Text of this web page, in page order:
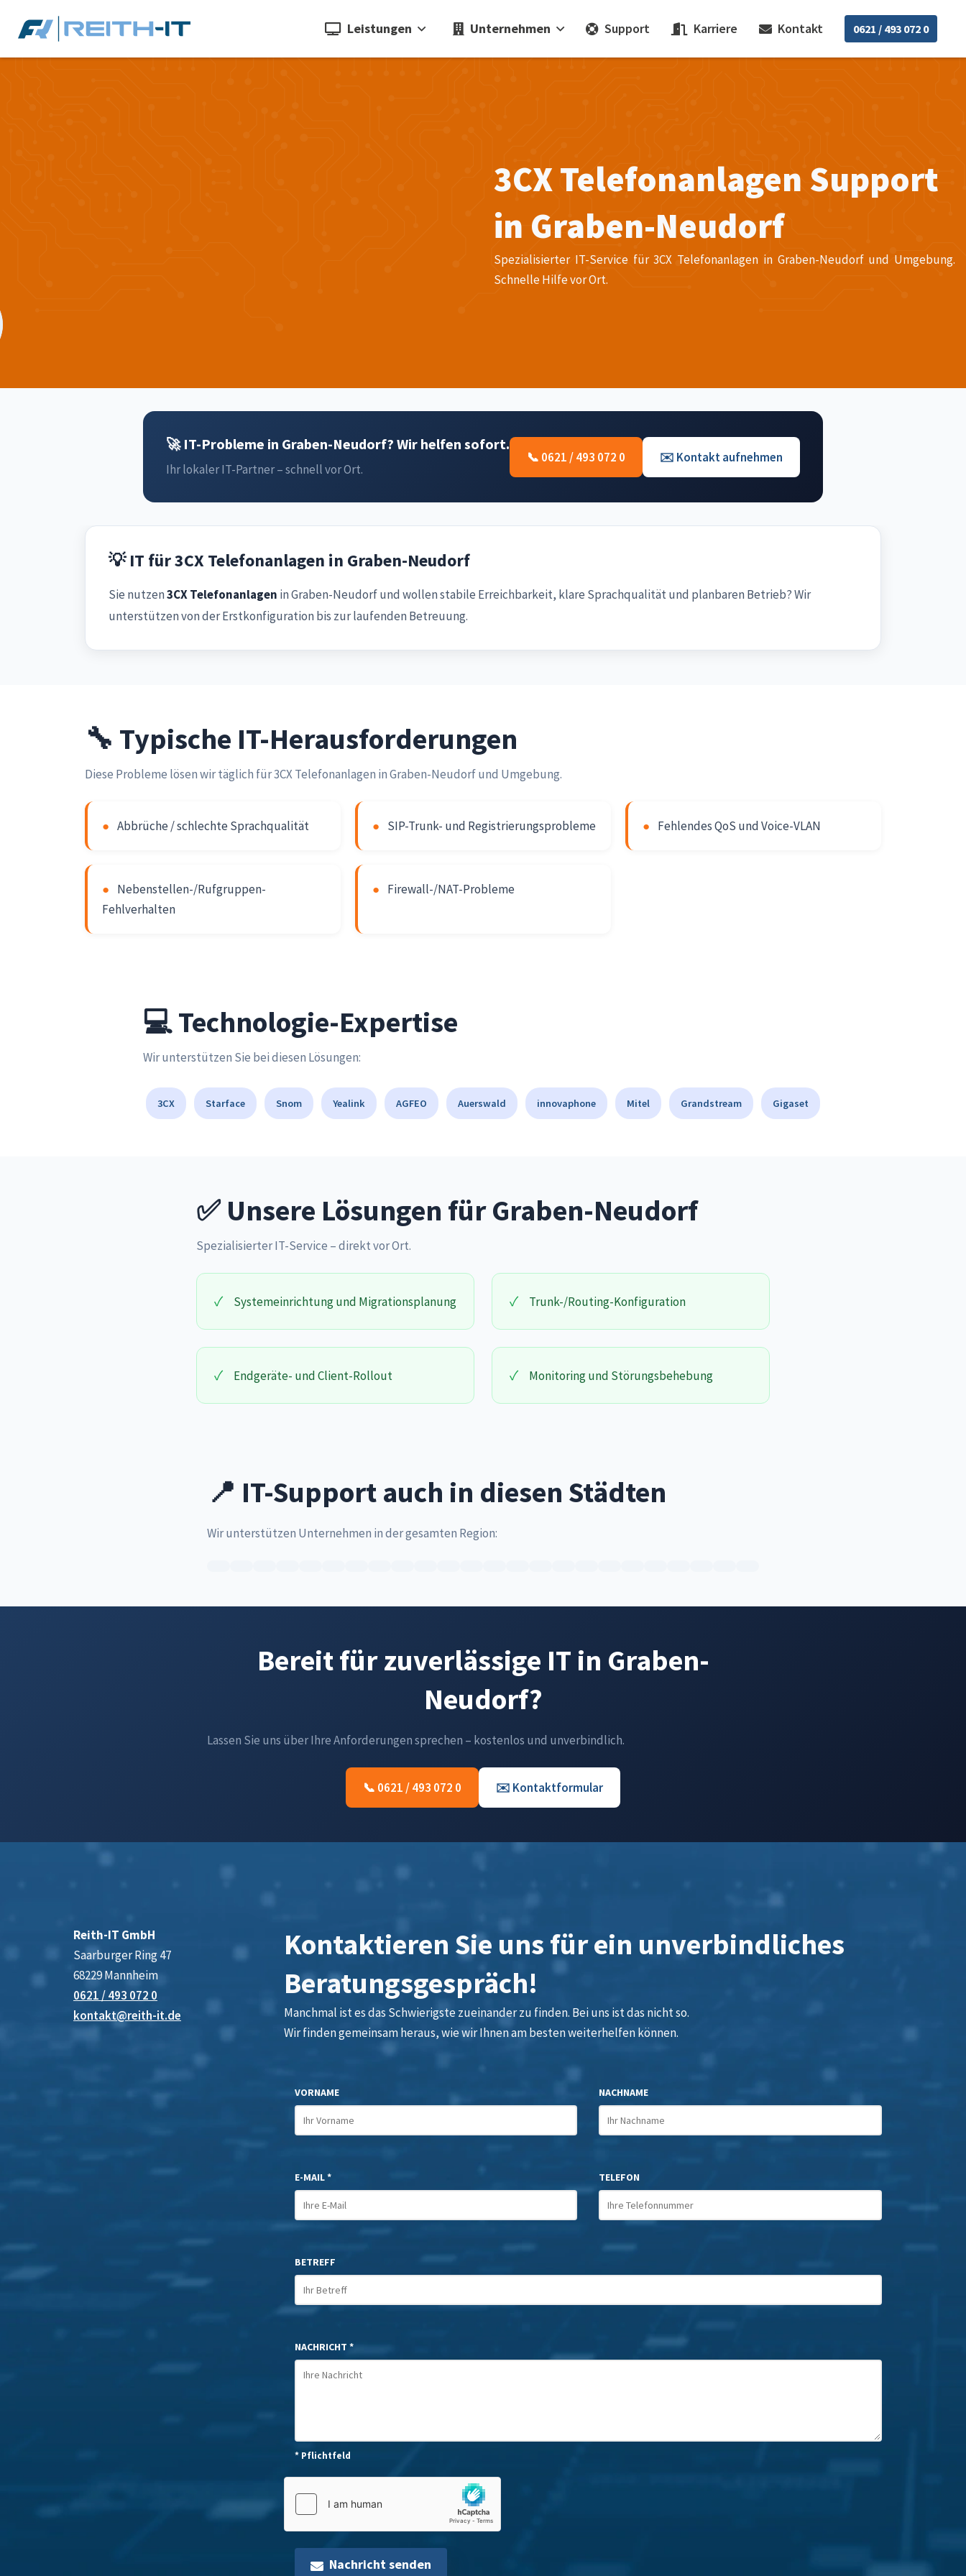
Leistungen Unternehmen Support Karriere Kontakt 0621 / 493 072 0
3CX Telefonanlagen Support
in Graben-Neudorf
Spezialisierter IT-Service für 3CX Telefonanlagen in Graben-Neudorf und Umgebung.
Schnelle Hilfe vor Ort.
🚀 IT-Probleme in Graben-Neudorf? Wir helfen sofort.
Ihr lokaler IT-Partner – schnell vor Ort.
📞 0621 / 493 072 0 ✉️ Kontakt aufnehmen
💡 IT für 3CX Telefonanlagen in Graben-Neudorf
Sie nutzen3CX Telefonanlagen in Graben-Neudorf und wollen stabile Erreichbarkeit, klare Sprachqualität und planbaren Betrieb? Wir
unterstützen von der Erstkonfiguration bis zur laufenden Betreuung.
🔧 Typische IT-Herausforderungen
Diese Probleme lösen wir täglich für 3CX Telefonanlagen in Graben-Neudorf und Umgebung.
● Abbrüche / schlechte Sprachqualität ● SIP-Trunk- und Registrierungsprobleme ● Fehlendes QoS und Voice-VLAN
● Nebenstellen-/Rufgruppen-
Fehlverhalten
● Firewall-/NAT-Probleme
💻 Technologie-Expertise
Wir unterstützen Sie bei diesen Lösungen:
3CX Starface Snom Yealink AGFEO Auerswald innovaphone Mitel Grandstream Gigaset
✅ Unsere Lösungen für Graben-Neudorf
Spezialisierter IT-Service – direkt vor Ort.
✓ Systemeinrichtung und Migrationsplanung ✓ Trunk-/Routing-Konfiguration
✓ Endgeräte- und Client-Rollout ✓ Monitoring und Störungsbehebung
📍 IT-Support auch in diesen Städten
Wir unterstützen Unternehmen in der gesamten Region:
Bereit für zuverlässige IT in Graben-
Neudorf?
Lassen Sie uns über Ihre Anforderungen sprechen – kostenlos und unverbindlich.
📞 0621 / 493 072 0 ✉️ Kontaktformular
Reith-IT GmbH
Saarburger Ring 47
68229 Mannheim
0621 / 493 072 0
kontakt@reith-it.de
Kontaktieren Sie uns für ein unverbindliches
Beratungsgespräch!
Manchmal ist es das Schwierigste zueinander zu finden. Bei uns ist das nicht so.
Wir finden gemeinsam heraus, wie wir Ihnen am besten weiterhelfen können.
VORNAME NACHNAME
E-MAIL * TELEFON
BETREFF
NACHRICHT *
* Pflichtfeld
Nachricht senden